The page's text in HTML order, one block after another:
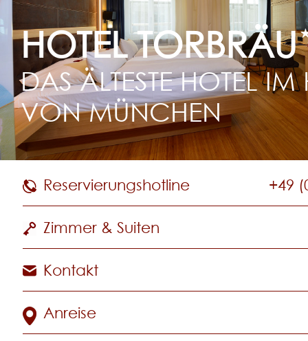
HOTEL TORBRÄU
DAS ÄLTESTE HOTEL IM
VON MÜNCHEN
Reservierungshotline +49
Zimmer & Suiten
Kontakt
Anreise